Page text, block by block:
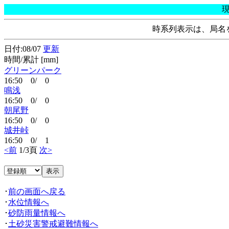
時系列表示は、局
日付:08/07 更新
時間/累計 [mm]
グリーンパーク
16:50 0/ 0
鳴浅
16:50 0/ 0
朝尾野
16:50 0/ 0
城井峠
16:50 0/ 1
<前 1/3頁 次>
･前の画面へ戻る
･ 水位情報へ
･砂防雨量情報へ
･ 土砂災害警戒避難情報へ